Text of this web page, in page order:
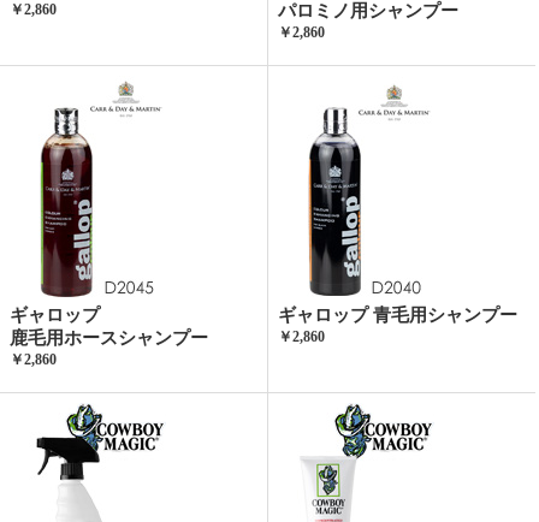
￥2,860
パロミノ用シャンプー
￥2,860
ギャロップ
鹿毛用ホースシャンプー
￥2,860
ギャロップ 青毛用シャンプー
￥2,860